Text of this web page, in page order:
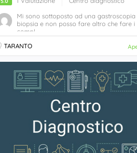
Mi sono sottoposto ad una gastroscopia
biopsia e non posso fare altro che fare i
compl...
TARANTO